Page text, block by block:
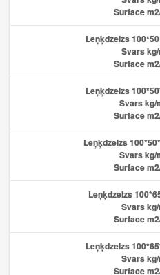
Surface
Leņķdzelzs
Svars
Surface
Leņķdzelzs
Svars kg/
Surface
Leņķdzelzs
Svars kg/
Surface
Leņķdzelzs
Svars
Surface
Leņķdzelzs
Svars
Surface